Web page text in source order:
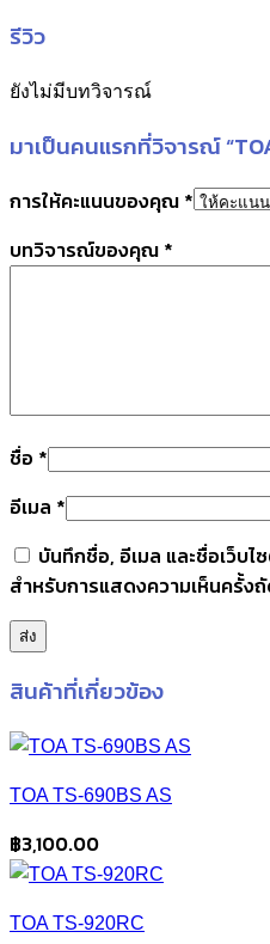
รีวิว
ยังไม่มีบทวิจารณ์
มาเป็นคนแรกที่วิจารณ์
การให้คะแนนของคุณ *
บทวิจารณ์ของคุณ *
ชื่อ *
อีเมล *
บันทึกชื่อ, อีเมล และชื่อเว็บไ
สำหรับการแสดงความเห็นครั้ง
สินค้าที่เกี่ยวข้อง
TOA TS-690BS AS
฿3,100.00
TOA TS-920RC